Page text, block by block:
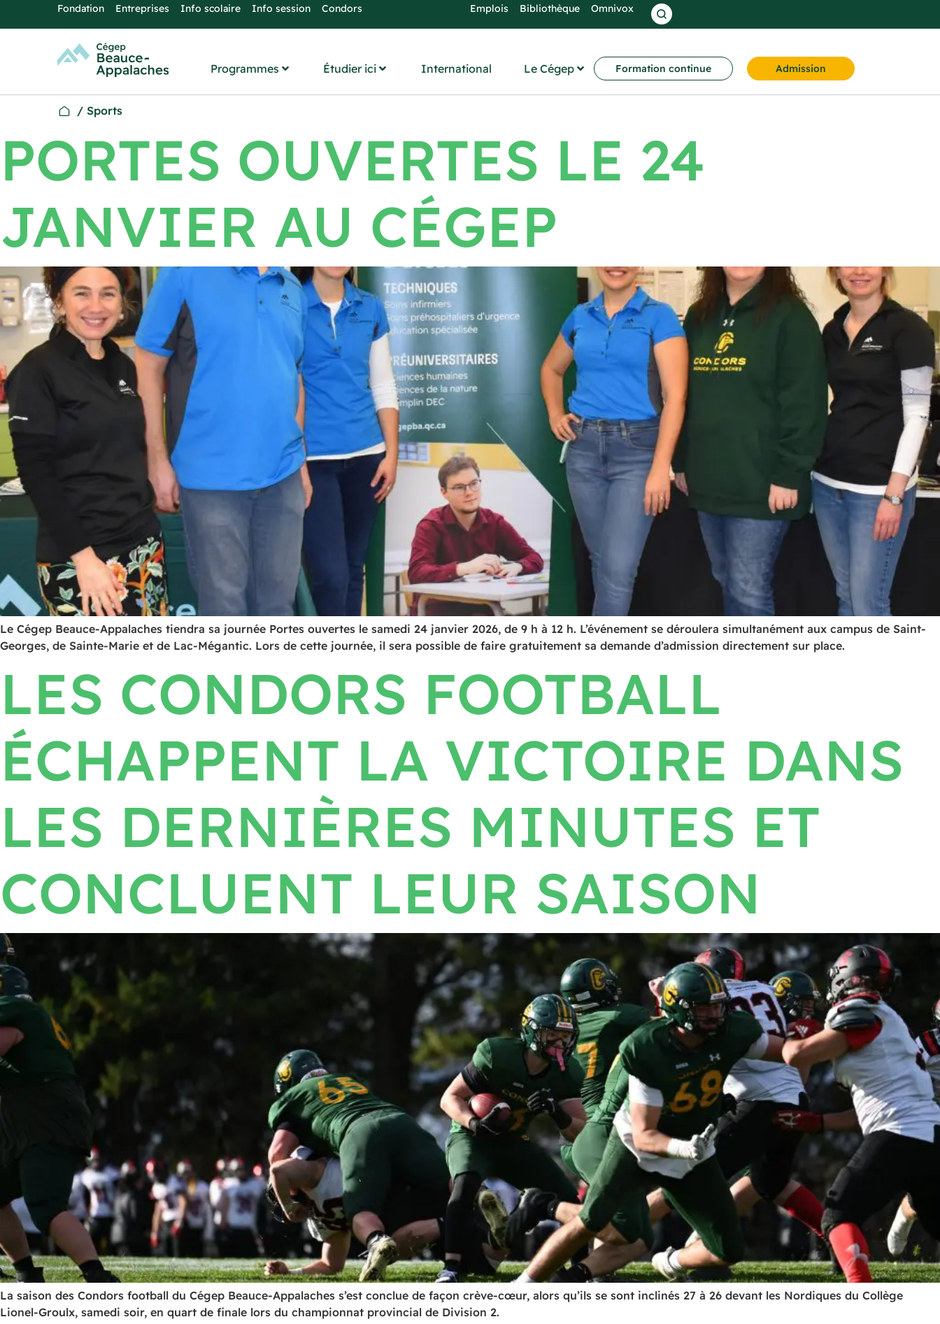
Fondation Entreprises Info scolaire Info session Condors Emplois Bibliothèque Omnivox
Programmes Étudier ici International Le Cégep Formation continue Admission
/ Sports
PORTES OUVERTES LE 24
JANVIER AU CÉGEP
Le Cégep Beauce-Appalaches tiendra sa journée Portes ouvertes le samedi 24 janvier 2026, de 9 h à 12 h. L’événement se déroulera simultanément aux campus de Saint-
Georges, de Sainte-Marie et de Lac-Mégantic. Lors de cette journée, il sera possible de faire gratuitement sa demande d’admission directement sur place.
LES CONDORS FOOTBALL
ÉCHAPPENT LA VICTOIRE DANS
LES DERNIÈRES MINUTES ET
CONCLUENT LEUR SAISON
La saison des Condors football du Cégep Beauce-Appalaches s’est conclue de façon crève-cœur, alors qu’ils se sont inclinés 27 à 26 devant les Nordiques du Collège
Lionel-Groulx, samedi soir, en quart de finale lors du championnat provincial de Division 2.